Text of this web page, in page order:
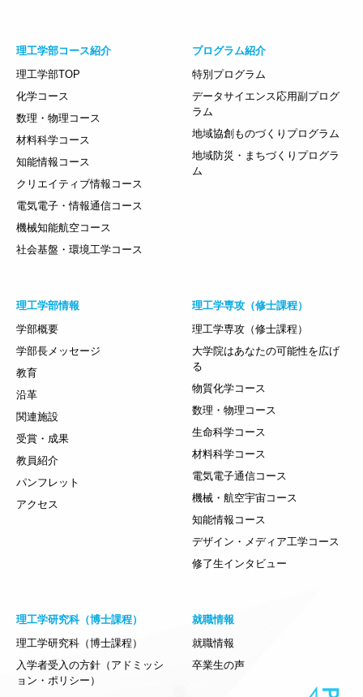
理工学部コース紹介
理工学部TOP
化学コース
数理・物理コース
材料科学コース
知能情報コース
クリエイティブ情報コース
電気電子・情報通信コース
機械知能航空コース
社会基盤・環境工学コース
プログラム紹介
特別プログラム
データサイエンス応用副プログ
ラム
地域協創ものづくりプログラム
地域防災・まちづくりプログラ
ム
理工学部情報
学部概要
学部長メッセージ
教育
沿革
関連施設
受賞・成果
教員紹介
パンフレット
アクセス
理工学専攻（修士課程）
理工学専攻（修士課程）
大学院はあなたの可能性を広げ
る
物質化学コース
数理・物理コース
生命科学コース
材料科学コース
電気電子通信コース
機械・航空宇宙コース
知能情報コース
デザイン・メディア工学コース
修了生インタビュー
理工学研究科（博士課程）
理工学研究科（博士課程）
入学者受入の方針（アドミッシ
ョン・ポリシー）
就職情報
就職情報
卒業生の声